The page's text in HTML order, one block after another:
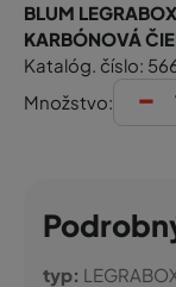
BLUM
KARBÓNOVÁ
Katalóg. číslo:
Množstvo:
-
typ: